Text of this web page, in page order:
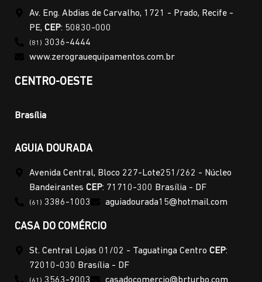
Av. Eng. Abdias de Carvalho, 1721 - Prado, Recife -
PE, CEP: 50830-000
(81) 3036-4444
www.zerograuequipamentos.com.br
CENTRO-OESTE
Brasília
AGUIA DOURADA
Avenida Central, Bloco 227-Lote251/262 - Núcleo
Bandeirantes CEP: 71710-300 Brasília - DF
(61) 3386-1003 aguiadourada15@hotmail.com
CASA DO COMÉRCIO
St. Central Lojas 01/02 - Taguatinga Centro CEP:
72010-030 Brasília - DF
3563-9003 casadocomercio@brturbo.com